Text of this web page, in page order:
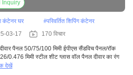
Inquiry
कंटेनर घर #परिवर्तित शिपिंग कंटेनर
03-17 170 विचार
पैनल 50/75/100 मिमी ईपीएस सैंडविच पैनल/रॉक
मिमी स्टील शीट ग्लास वॉल पैनल दीवार का रंग
देखें